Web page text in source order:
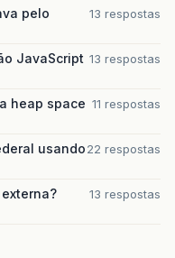
pelo
13 respostas
JavaScript 13 respostas
heap space 11 respostas
usando22 respostas
13 respostas